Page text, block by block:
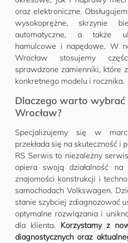
oraz elektroniczne.
wysokoprężne, skrzynie
automatyczne, a także
hamulcowe i napędowe. W
Wrocław stosujemy
sprawdzone zamienniki, które
konkretnego modelu i rocznika.
Dlaczego warto
Wrocław?
Specjalizujemy się w
przekłada się na skuteczność i
RS Serwis to niezależny
opiera swoją działalność na
znajomości konstrukcji i
samochodach Volkswagen.
stanie szybciej zdiagnozować
optymalne rozwiązania i
dla klienta. Korzystamy z
diagnostycznych oraz